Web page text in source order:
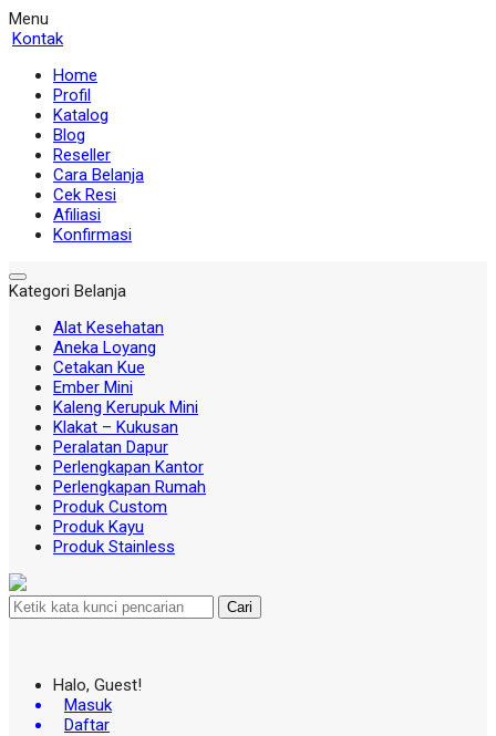
Menu
Kontak
Home
Profil
Katalog
Blog
Reseller
Cara Belanja
Cek Resi
Afiliasi
Konfirmasi
Kategori Belanja
Alat Kesehatan
Aneka Loyang
Cetakan Kue
Ember Mini
Kaleng Kerupuk Mini
Klakat – Kukusan
Peralatan Dapur
Perlengkapan Kantor
Perlengkapan Rumah
Produk Custom
Produk Kayu
Produk Stainless
Cari
Halo, Guest!
Masuk
Daftar